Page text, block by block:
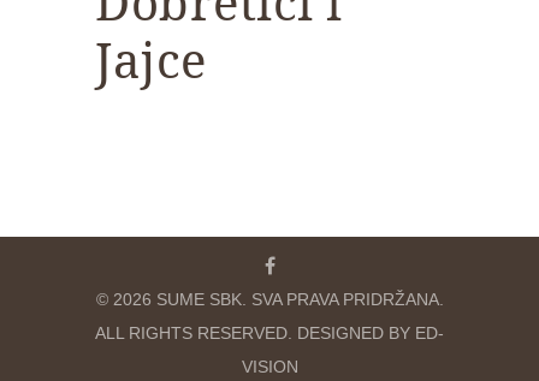
Jajce
© 2026 SUME SBK. SVA PRAVA PRIDRŽANA.
ALL RIGHTS RESERVED. DESIGNED BY ED-
VISION